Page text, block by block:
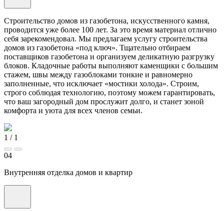
Строительство домов из газобетона, искусственного камня,
проводится уже более 100 лет. За это время материал отлично
себя зарекомендовал. Мы предлагаем услугу строительства
домов из газобетона «под ключ». Тщательно отбираем
поставщиков газобетона и организуем деликатную разгрузку
блоков. Кладочные работы выполняют каменщики с большим
стажем, швы между газоблоками тонкие и равномерно
заполненные, что исключает «мостики холода». Строим,
строго соблюдая технологию, поэтому можем гарантировать,
что ваш загородный дом прослужит долго, и станет зоной
комфорта и уюта для всех членов семьи.
1 / 1
04
Внутренняя отделка домов и квартир